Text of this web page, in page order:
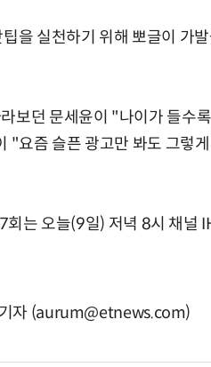
을 실천하기 위해 뽀글이 가
보던 문세윤이 "나이가 들수
"요즘 슬픈 광고만 봐도 그렇
는 오늘(9일) 저녁 8시 채널
자 (aurum@etnews.com)